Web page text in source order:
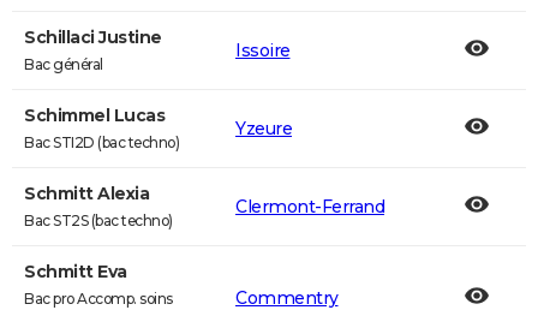
Schillaci Justine
Bac général
Issoire
Schimmel Lucas
Bac STI2D (bac techno)
Yzeure
Schmitt Alexia
Bac ST2S (bac techno)
Clermont-Ferrand
Schmitt Eva
Bac pro Accomp. soins
Commentry